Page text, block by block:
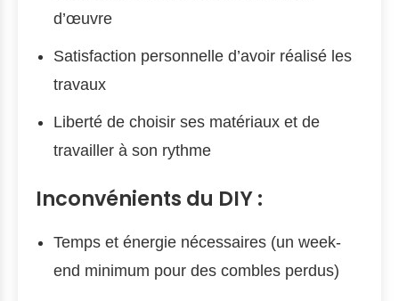
d’œuvre
Satisfaction personnelle d’avoir réalisé les
travaux
Liberté de choisir ses matériaux et de
travailler à son rythme
Inconvénients du DIY :
Temps et énergie nécessaires (un week-
end minimum pour des combles perdus)